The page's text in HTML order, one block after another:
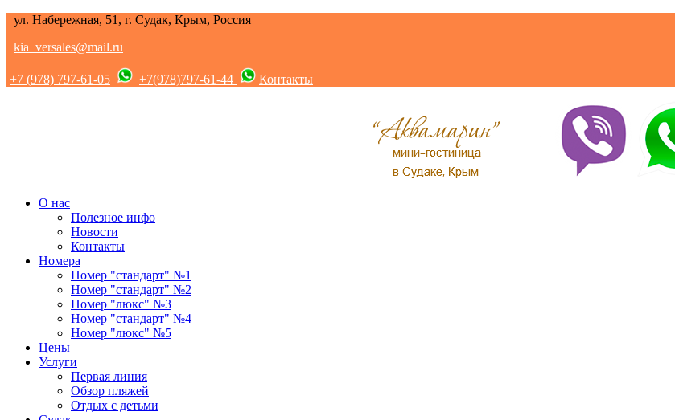
ул. Набережная, 51, г. Судак, Крым, Россия
kia_versales@mail.ru
+7 (978) 797-61-05 +7(978)797-61-44 Контакты
О нас
Полезное инфо
Новости
Контакты
Номера
Номер "стандарт" №1
Номер "стандарт" №2
Номер "люкс" №3
Номер "стандарт" №4
Номер "люкс" №5
Цены
Услуги
Первая линия
Обзор пляжей
Отдых с детьми